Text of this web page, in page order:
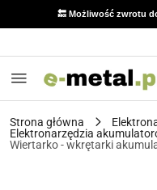
🔙 Możliwość zwrotu
Strona główna
Elektronarzędzia
Wiertarko - wkrętarki